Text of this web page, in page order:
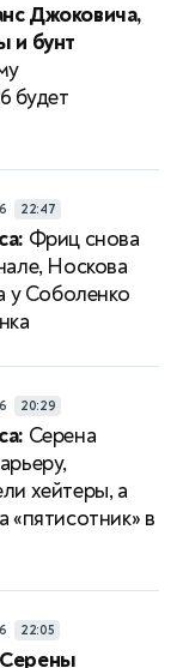
Джоковича,
и бунт
будет
22:47
Фриц снова
Носкова
у Соболенко
20:29
Серена
хейтеры, а
«пятисотник» в
22:05